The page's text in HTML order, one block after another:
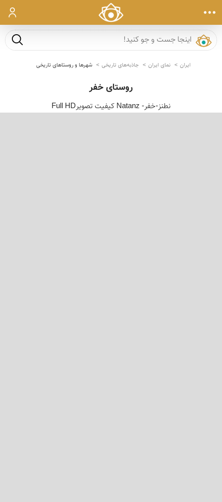
ورود
جست و
ایران نمای ایران جاذبه‌های تاریخی شهرها و روستاهای تاریخی
روستای خفر
نطنز-خفر- Natanz کیفیت تصویرFull HD